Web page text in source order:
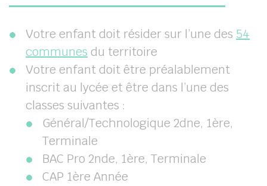
Votre enfant doit résider sur l’une des 54
communes du territoire
Votre enfant doit être préalablement
inscrit au lycée et être dans l’une des
classes suivantes :
Général/Technologique 2dne, 1ère,
Terminale
BAC Pro 2nde, 1ère, Terminale
CAP 1ère Année